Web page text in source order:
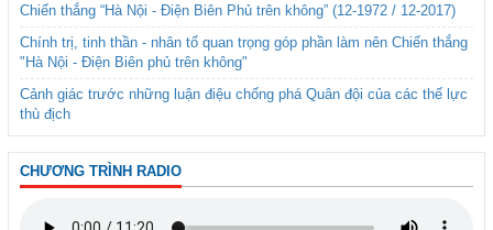
Chiến thắng “Hà Nội - Điện Biên Phủ trên không” (12-1972 / 12-2017)
Chính trị, tinh thần - nhân tố quan trọng góp phần làm nên Chiến thắng
"Hà Nội - Điện Biên phủ trên không"
Cảnh giác trước những luận điệu chống phá Quân đội của các thế lực
thù địch
CHƯƠNG TRÌNH RADIO